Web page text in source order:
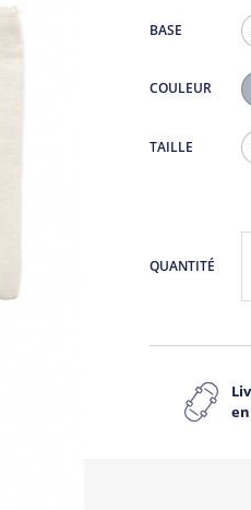
BASE
COULEUR
TAILLE
QUANTITÉ